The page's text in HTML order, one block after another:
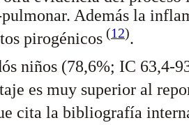
Además la
pirogénicos (12).
niños (78,6%; IC 63,4-
es muy superior al
cita la bibliografía